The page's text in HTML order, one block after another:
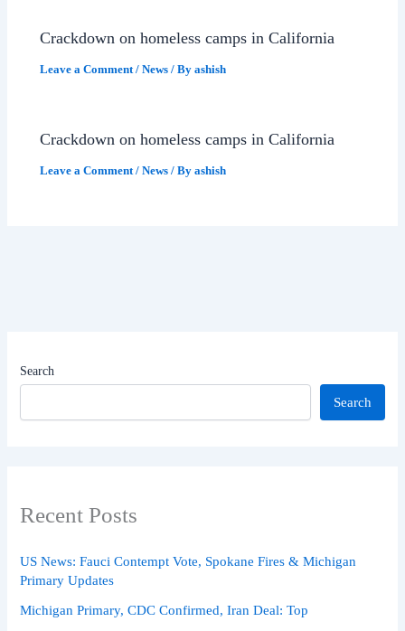
Crackdown on homeless camps in California
Leave a Comment /News / Byashish
Crackdown on homeless camps in California
Leave a Comment /News / Byashish
Search
Search
Recent Posts
US News: Fauci Contempt Vote, Spokane Fires & Michigan
Primary Updates
Michigan Primary, CDC Confirmed, Iran Deal: Top